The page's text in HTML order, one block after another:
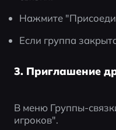
Нажмите
Если группа
3. Приглашение
В меню Группы-
игроков".